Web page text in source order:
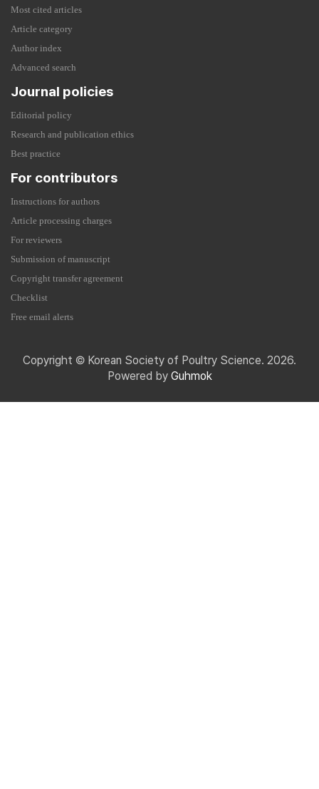
Most cited articles
Article category
Author index
Advanced search
Journal policies
Editorial policy
Research and publication ethics
Best practice
For contributors
Instructions for authors
Article processing charges
For reviewers
Submission of manuscript
Copyright transfer agreement
Checklist
Free email alerts
Copyright © Korean Society of Poultry Science. 2026.
Powered by Guhmok